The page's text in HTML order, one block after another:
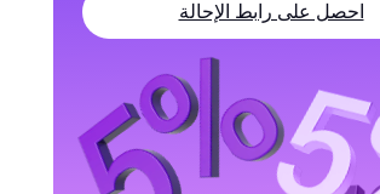
احصل على رابط الإحالة